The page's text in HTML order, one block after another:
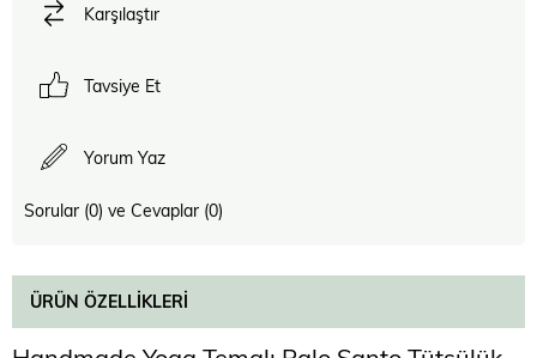
Karşılaştır
Tavsiye Et
Yorum Yaz
Sorular (0) ve Cevaplar (0)
ÜRÜN ÖZELLIKLERI